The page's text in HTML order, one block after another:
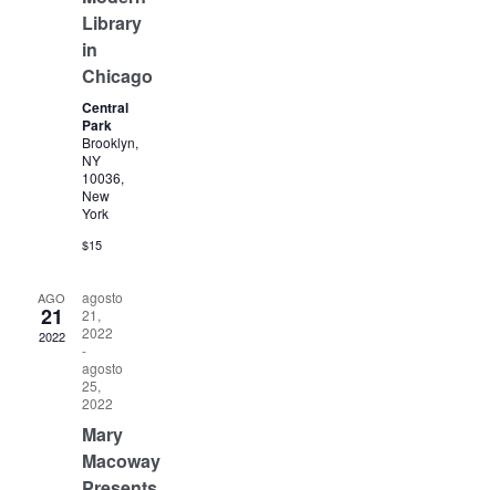
Library
in
Chicago
Central
Park
Brooklyn,
NY
10036,
New
York
$15
AGO
21
2022
agosto
21,
2022
-
agosto
25,
2022
Mary
Macoway